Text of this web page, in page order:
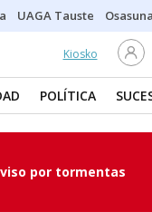
UAGA Tauste
Kiosko
POLÍTICA
por tormentas